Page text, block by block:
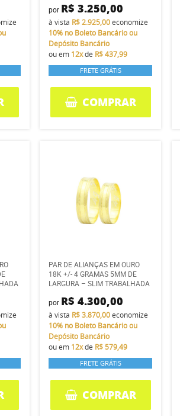
por R$ 3.250,00
à vista R$ 2.925,00economize
10% no Boleto Bancário ou
Depósito Bancário
ou em 12xde R$ 437,99
FRETE GRÁTIS
COMPRAR
PAR DE ALIANÇAS EM OURO
18K +/- 4 GRAMAS 5MM DE
LARGURA – SLIM TRABALHADA
por R$ 4.300,00
à vista R$ 3.870,00economize
10% no Boleto Bancário ou
Depósito Bancário
ou em 12xde R$ 579,49
FRETE GRÁTIS
COMPRAR